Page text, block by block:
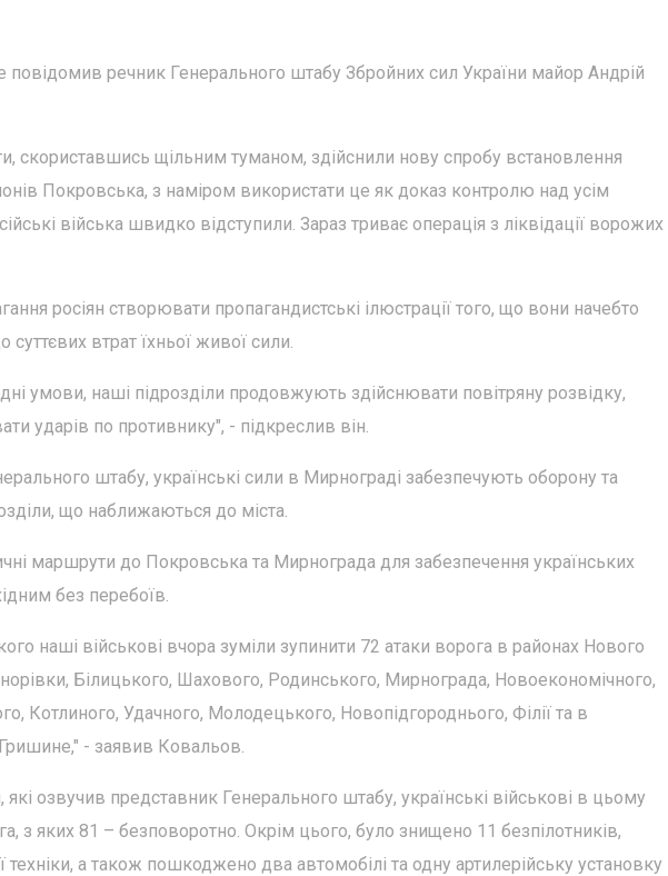
речник Генерального штабу Збройних сил України майор Андрій
скориставшись щільним туманом, здійснили нову спробу встановлення
Покровська, з наміром використати це як доказ контролю над усім
війська швидко відступили. Зараз триває операція з ліквідації ворожих
росіян створювати пропагандистські ілюстрації того, що вони начебто
втрат їхньої живої сили.
умови, наші підрозділи продовжують здійснювати повітряну розвідку,
ударів по противнику", - підкреслив він.
штабу, українські сили в Мирнограді забезпечують оборону та
що наближаються до міста.
маршрути до Покровська та Мирнограда для забезпечення українських
без перебоїв.
наші військові вчора зуміли зупинити 72 атаки ворога в районах Нового
Білицького, Шахового, Родинського, Мирнограда, Новоекономічного,
Котлиного, Удачного, Молодецького, Новопідгороднього, Філії та в
- заявив Ковальов.
озвучив представник Генерального штабу, українські військові в цьому
з яких 81 – безповоротно. Окрім цього, було знищено 11 безпілотників,
техніки, а також пошкоджено два автомобілі та одну артилерійську установку